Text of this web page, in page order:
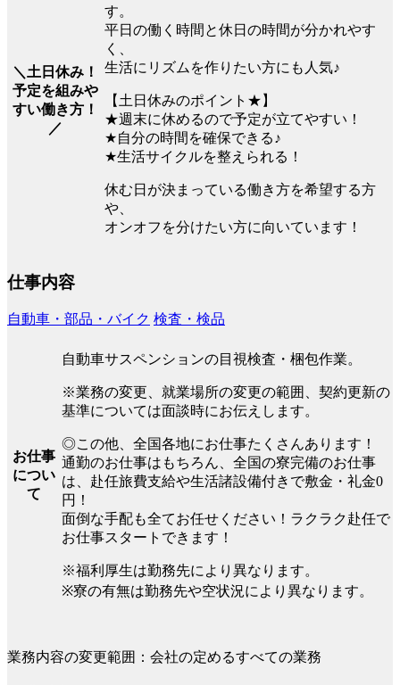
＼土日休み！
予定を組みや
すい働き方！
／
す。
平日の働く時間と休日の時間が分かれやす
く、
生活にリズムを作りたい方にも人気♪
【土日休みのポイント★】
★週末に休めるので予定が立てやすい！
★自分の時間を確保できる♪
★生活サイクルを整えられる！
休む日が決まっている働き方を希望する方
や、
オンオフを分けたい方に向いています！
仕事内容
自動車・部品・バイク 検査・検品
お仕事
につい
て
自動車サスペンションの目視検査・梱包作業。
※業務の変更、就業場所の変更の範囲、契約更新の
基準については面談時にお伝えします。
◎この他、全国各地にお仕事たくさんあります！
通勤のお仕事はもちろん、全国の寮完備のお仕事
は、赴任旅費支給や生活諸設備付きで敷金・礼金0
円！
面倒な手配も全てお任せください！ラクラク赴任で
お仕事スタートできます！
※福利厚生は勤務先により異なります。
※寮の有無は勤務先や空状況により異なります。
業務内容の変更範囲：会社の定めるすべての業務